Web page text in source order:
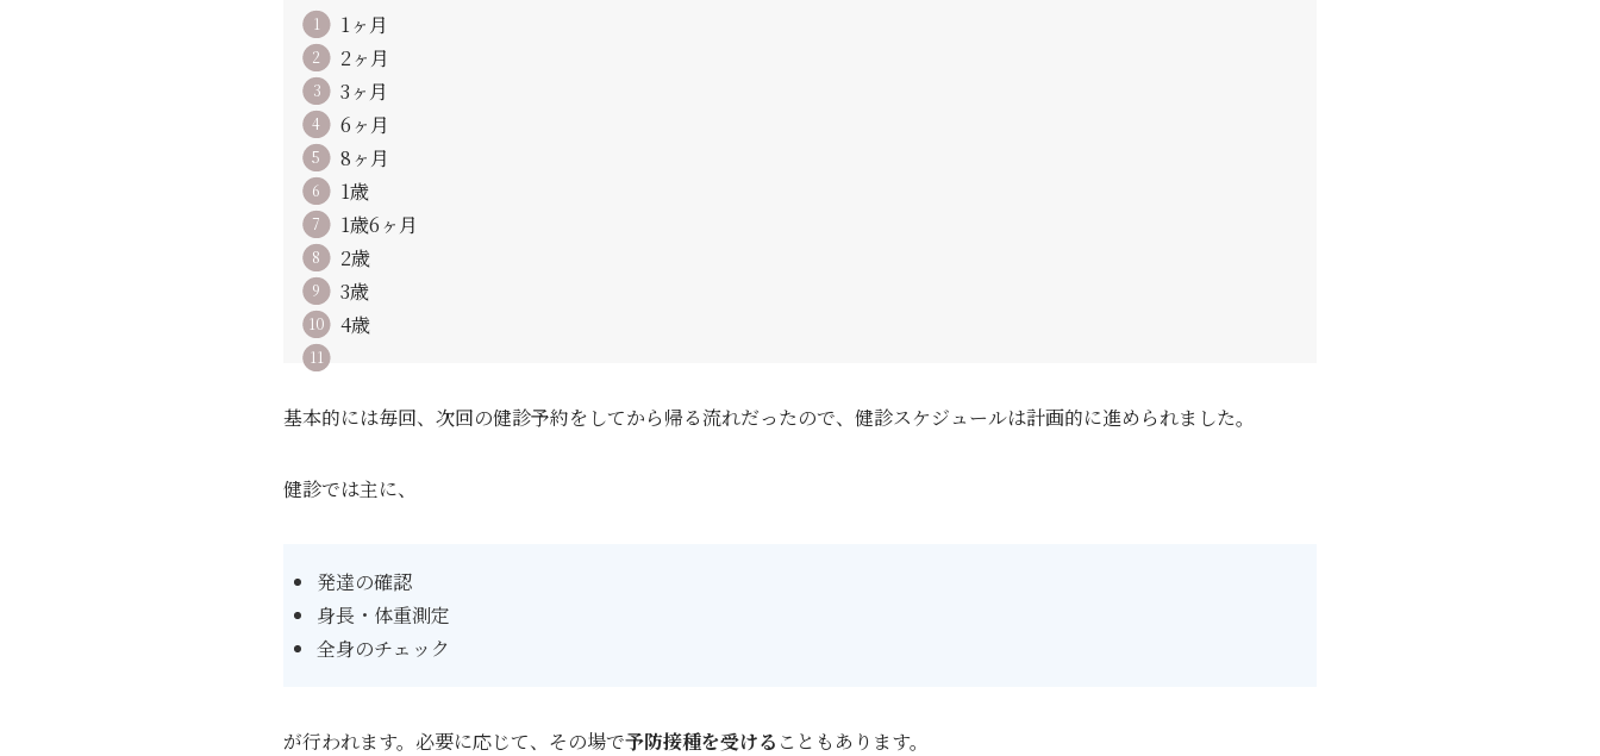
1ヶ月
2ヶ月
3ヶ月
6ヶ月
8ヶ月
1歳
1歳6ヶ月
2歳
3歳
4歳
基本的には毎回、次回の健診予約をしてから帰る流れだったので、健診スケジュールは計画的に進められました。
健診では主に、
発達の確認
身長・体重測定
全身のチェック
が行われます。必要に応じて、その場で予防接種を受ける こともあります。